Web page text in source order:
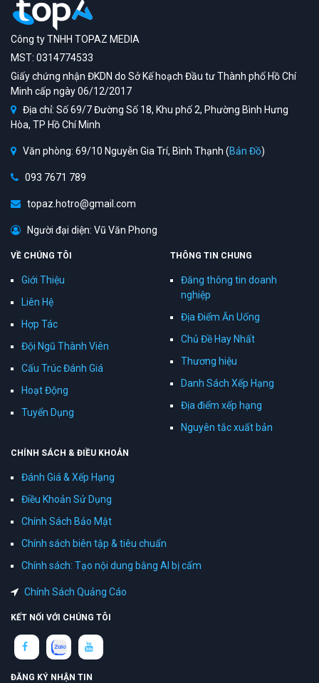
Công ty TNHH TOPAZ MEDIA
MST: 0314774533
Giấy chứng nhận ĐKDN do Sở Kế hoạch Đầu tư Thành phố Hồ Chí
Minh cấp ngày 06/12/2017
Địa chỉ: Số 69/7 Đường Số 18, Khu phố 2, Phường Bình Hưng
Hòa, TP Hồ Chí Minh
Văn phòng: 69/10 Nguyễn Gia Trí, Bình Thạnh (Bản Đồ)
093 7671 789
topaz.hotro@gmail.com
Người đại diện: Vũ Văn Phong
VỀ CHÚNG TÔI
Giới Thiệu
Liên Hệ
Hợp Tác
Đội Ngũ Thành Viên
Cấu Trúc Đánh Giá
Hoạt Động
Tuyển Dụng
THÔNG TIN CHUNG
Đăng thông tin doanh
nghiệp
Địa Điểm Ăn Uống
Chủ Đề Hay Nhất
Thương hiệu
Danh Sách Xếp Hạng
Địa điểm xếp hạng
Nguyên tắc xuất bản
CHÍNH SÁCH & ĐIỀU KHOẢN
Đánh Giá & Xếp Hạng
Điều Khoản Sử Dụng
Chính Sách Bảo Mật
Chính sách biên tập & tiêu chuẩn
Chính sách: Tạo nội dung bằng AI bị cấm
Chính Sách Quảng Cáo
KẾT NỐI VỚI CHÚNG TÔI
ĐĂNG KÝ NHẬN TIN